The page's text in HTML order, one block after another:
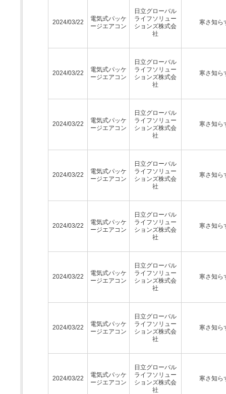
2024/03/22
電気式パッケ
ージエアコン
日立グローバル
ライフソリュー
ションズ株式会
社
寒さ知ら
2024/03/22
電気式パッケ
ージエアコン
日立グローバル
ライフソリュー
ションズ株式会
社
寒さ知ら
2024/03/22
電気式パッケ
ージエアコン
日立グローバル
ライフソリュー
ションズ株式会
社
寒さ知ら
2024/03/22
電気式パッケ
ージエアコン
日立グローバル
ライフソリュー
ションズ株式会
社
寒さ知ら
2024/03/22
電気式パッケ
ージエアコン
日立グローバル
ライフソリュー
ションズ株式会
社
寒さ知ら
2024/03/22
電気式パッケ
ージエアコン
日立グローバル
ライフソリュー
ションズ株式会
社
寒さ知ら
2024/03/22
電気式パッケ
ージエアコン
日立グローバル
ライフソリュー
ションズ株式会
社
寒さ知ら
2024/03/22
電気式パッケ
ージエアコン
日立グローバル
ライフソリュー
ションズ株式会
社
寒さ知ら